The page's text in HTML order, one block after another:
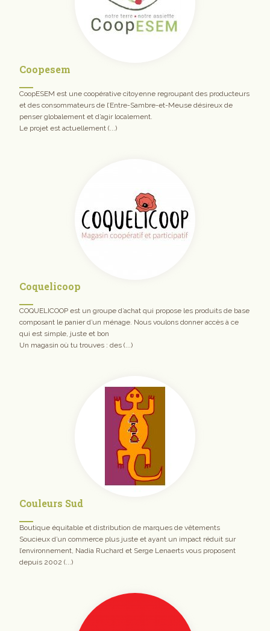
Coopesem
CoopESEM est une coopérative citoyenne regroupant des producteurs
et des consommateurs de l’Entre-Sambre-et-Meuse désireux de
penser globalement et d’agir localement.
Le projet est actuellement (...)
Coquelicoop
COQUELICOOP est un groupe d’achat qui propose les produits de base
composant le panier d’un ménage. Nous voulons donner accès à ce
qui est simple, juste et bon
Un magasin où tu trouves : des (...)
Couleurs Sud
Boutique équitable et distribution de marques de vêtements
Soucieux d’un commerce plus juste et ayant un impact réduit sur
l’environnement, Nadia Ruchard et Serge Lenaerts vous proposent
depuis 2002 (...)